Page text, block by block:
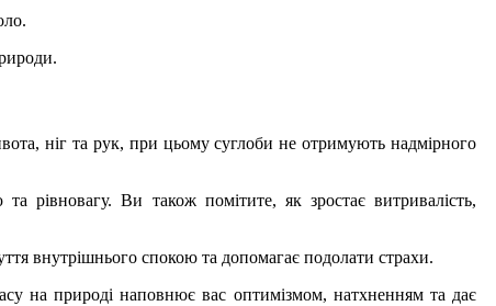
ніг та рук, при цьому суглоби не отримують надмірного
та рівновагу. Ви також помітите, як зростає витривалість,
внутрішнього спокою та допомагає подолати страхи.
на природі наповнює вас оптимізмом, натхненням та дає